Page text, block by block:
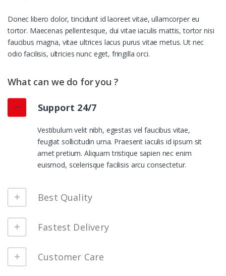
Donec libero dolor, tincidunt id laoreet vitae, ullamcorper eu
tortor. Maecenas pellentesque, dui vitae iaculis mattis, tortor nisi
faucibus magna, vitae ultrices lacus purus vitae metus. Ut nec
odio facilisis, ultricies nunc eget, fringilla orci.
What can we do for you ?
Support 24/7
Vestibulum velit nibh, egestas vel faucibus vitae,
feugiat sollicitudin urna. Praesent iaculis id ipsum sit
amet pretium. Aliquam tristique sapien nec enim
euismod, scelerisque facilisis arcu consectetur.
Best Quality
Fastest Delivery
Customer Care